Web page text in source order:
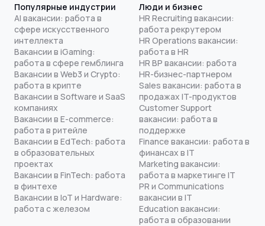
Популярные индустрии
AI вакансии: работа в
сфере искусственного
интеллекта
Вакансии в iGaming:
работа в сфере гемблинга
Вакансии в Web3 и Crypto:
работа в крипте
Вакансии в Software и SaaS
компаниях
Вакансии в E-commerce:
работа в ритейле
Вакансии в EdTech: работа
в образовательных
проектах
Вакансии в FinTech: работа
в финтехе
Вакансии в IoT и Hardware:
работа с железом
Люди и бизнес
HR Recruiting вакансии:
работа рекрутером
HR Operations вакансии:
работа в HR
HR BP вакансии: работа
HR-бизнес-партнером
Sales вакансии: работа в
продажах IT-продуктов
Customer Support
вакансии: работа в
поддержке
Finance вакансии: работа в
финансах в IT
Marketing вакансии:
работа в маркетинге IT
PR и Communications
вакансии в IT
Education вакансии:
работа в образовании